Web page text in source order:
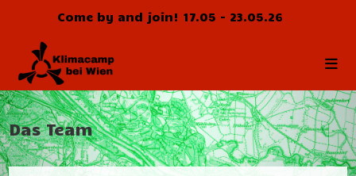
springen
Come by and join! 17.05 - 23.05.26
Das Team